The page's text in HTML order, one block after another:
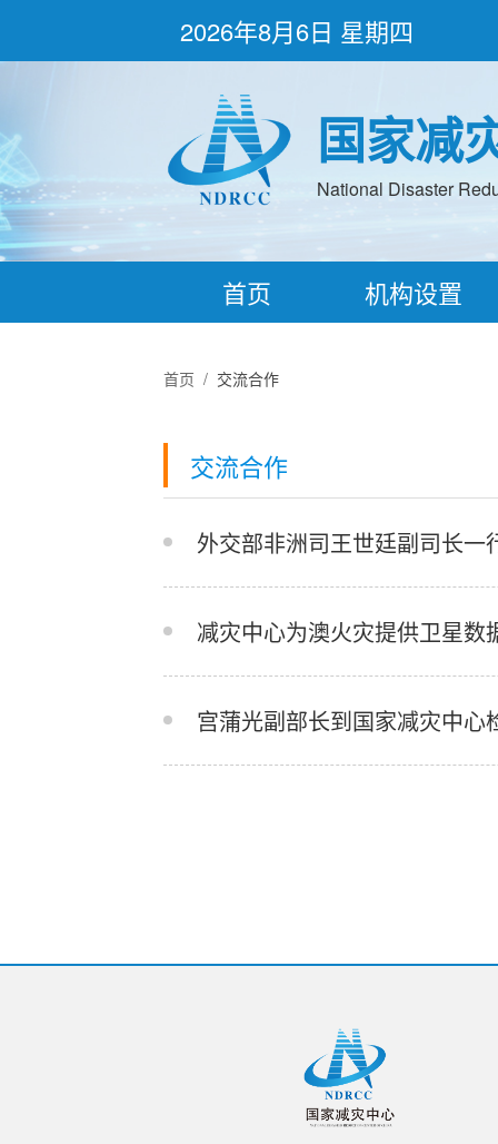
2026年8月6日 星期四
国家减
National Disaster
首页 机构设置
首页 / 交流合作
交流合作
外交部非洲司王世廷副司长一
减灾中心为澳火灾提供卫星数
宫蒲光副部长到国家减灾中心